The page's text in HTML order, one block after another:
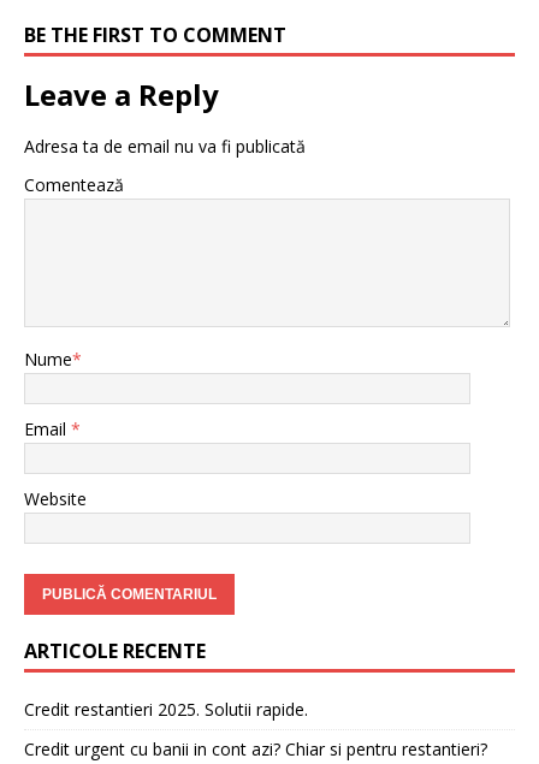
BE THE FIRST TO COMMENT
Leave a Reply
Adresa ta de email nu va fi publicată
Comentează
Nume*
Email *
Website
ARTICOLE RECENTE
Credit restantieri 2025. Solutii rapide.
Credit urgent cu banii in cont azi? Chiar si pentru restantieri?